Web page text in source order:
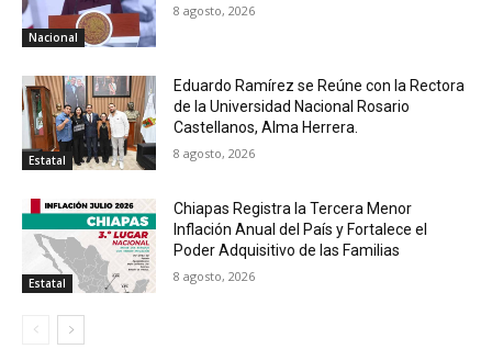
Nacional
8 agosto, 2026
Estatal
Eduardo Ramírez se Reúne con la Rectora
de la Universidad Nacional Rosario
Castellanos, Alma Herrera.
8 agosto, 2026
Estatal
Chiapas Registra la Tercera Menor
Inflación Anual del País y Fortalece el
Poder Adquisitivo de las Familias
8 agosto, 2026